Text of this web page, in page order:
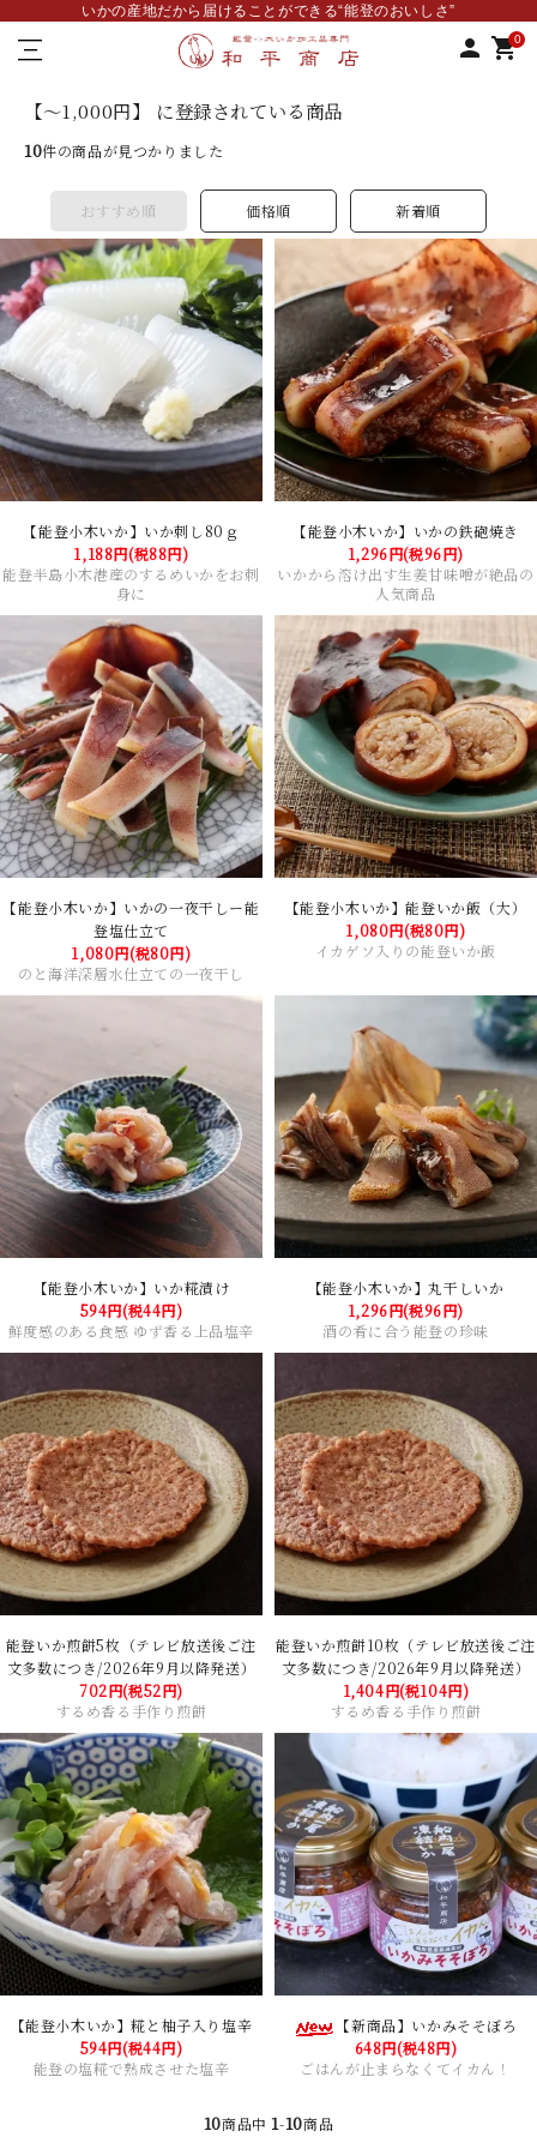
いかの産地だから届けることができる“能登のおいしさ”
—
–
— person 0
shopping_cart
【～1,000円】 に登録されている商品
10件の商品が見つかりました
おすすめ順 価格順 新着順
【能登小木いか】いか刺し80ｇ
1,188円(税88円)
能登半島小木港産のするめいかをお刺
身に
【能登小木いか】いかの鉄砲焼き
1,296円(税96円)
いかから溶け出す生姜甘味噌が絶品の
人気商品
【能登小木いか】いかの一夜干しー能
登塩仕立て
1,080円(税80円)
のと海洋深層水仕立ての一夜干し
【能登小木いか】能登いか飯（大）
1,080円(税80円)
イカゲソ入りの能登いか飯
【能登小木いか】いか糀漬け
594円(税44円)
鮮度感のある食感 ゆず香る上品塩辛
【能登小木いか】丸干しいか
1,296円(税96円)
酒の肴に合う能登の珍味
能登いか煎餅5枚（テレビ放送後ご注
文多数につき/2026年9月以降発送）
702円(税52円)
するめ香る手作り煎餅
能登いか煎餅10枚（テレビ放送後ご注
文多数につき/2026年9月以降発送）
1,404円(税104円)
するめ香る手作り煎餅
【能登小木いか】糀と柚子入り塩辛
594円(税44円)
能登の塩糀で熟成させた塩辛
【新商品】いかみそそぼろ
648円(税48円)
ごはんが止まらなくてイカん！
10商品中 1-10商品